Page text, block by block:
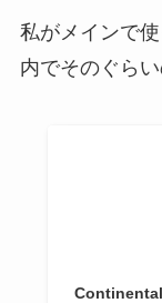
私がメインで
内でそのぐら